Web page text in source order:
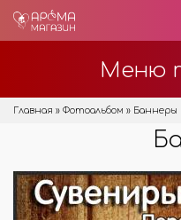
Меню
Главная » Фотоальбом » Баннеры